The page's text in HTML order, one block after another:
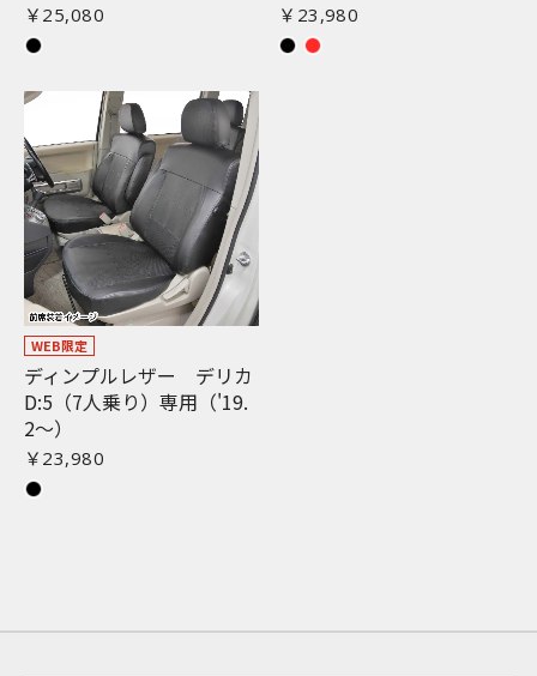
￥25,080 ￥23,980
WEB限定
ディンプルレザー デリカ
D:5（7人乗り）専用（'19.
2〜）
￥23,980
お買い物を続ける